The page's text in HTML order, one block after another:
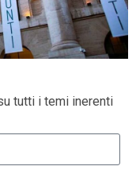
tutti i temi inerenti